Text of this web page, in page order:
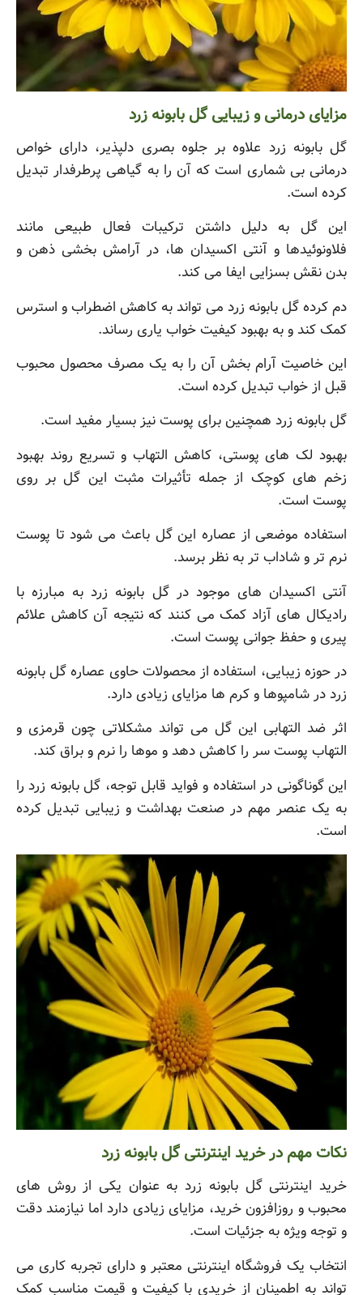
مزایای درمانی و زیبایی گل بابونه زرد
گل بابونه زرد علاوه بر جلوه بصری دلپذیر، دارای خواص
درمانی بی شماری است که آن را به گیاهی پرطرفدار تبدیل
کرده است.
این گل به دلیل داشتن ترکیبات فعال طبیعی مانند
فلاونوئیدها و آنتی اکسیدان ها، در آرامش بخشی ذهن و
بدن نقش بسزایی ایفا می کند.
دم کرده گل بابونه زرد می تواند به کاهش اضطراب و استرس
کمک کند و به بهبود کیفیت خواب یاری رساند.
این خاصیت آرام بخش آن را به یک مصرف محصول محبوب
قبل از خواب تبدیل کرده است.
گل بابونه زرد همچنین برای پوست نیز بسیار مفید است.
بهبود لک های پوستی، کاهش التهاب و تسریع روند بهبود
زخم های کوچک از جمله تأثیرات مثبت این گل بر روی
پوست است.
استفاده موضعی از عصاره این گل باعث می شود تا پوست
نرم تر و شاداب تر به نظر برسد.
آنتی اکسیدان های موجود در گل بابونه زرد به مبارزه با
رادیکال های آزاد کمک می کنند که نتیجه آن کاهش علائم
پیری و حفظ جوانی پوست است.
در حوزه زیبایی، استفاده از محصولات حاوی عصاره گل بابونه
زرد در شامپوها و کرم ها مزایای زیادی دارد.
اثر ضد التهابی این گل می تواند مشکلاتی چون قرمزی و
التهاب پوست سر را کاهش دهد و موها را نرم و براق کند.
این گوناگونی در استفاده و فواید قابل توجه، گل بابونه زرد را
به یک عنصر مهم در صنعت بهداشت و زیبایی تبدیل کرده
است.
نکات مهم در خرید اینترنتی گل بابونه زرد
خرید اینترنتی گل بابونه زرد به عنوان یکی از روش های
محبوب و روزافزون خرید، مزایای زیادی دارد اما نیازمند دقت
و توجه ویژه به جزئیات است.
انتخاب یک فروشگاه اینترنتی معتبر و دارای تجربه کاری می
تواند به اطمینان از خریدی با کیفیت و قیمت مناسب کمک